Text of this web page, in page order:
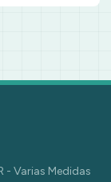
- Varias Medidas